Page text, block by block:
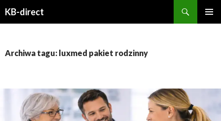
KB-direct
Archiwa tagu: luxmed pakiet rodzinny